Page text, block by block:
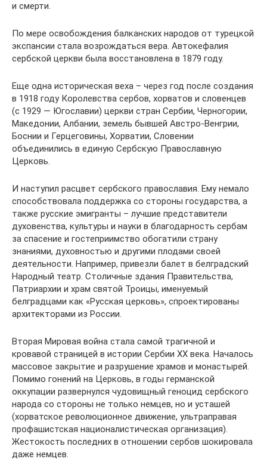
и смерти.
По мере освобождения балканских народов от турецкой
экспансии стала возрождаться вера. Автокефалия
сербской церкви была восстановлена в 1879 году.
Еще одна историческая веха – через год после создания
в 1918 году Королевства сербов, хорватов и словенцев
(с 1929 — Югославии) церкви стран Сербии, Черногории,
Македонии, Албании, земель бывшей Австро-Венгрии,
Боснии и Герцеговины, Хорватии, Словении
объединились в единую Сербскую Православную
Церковь.
И наступил расцвет сербского православия. Ему немало
способствовала поддержка со стороны государства, а
также русские эмигранты – лучшие представители
духовенства, культуры и науки в благодарность сербам
за спасение и гостеприимство обогатили страну
знаниями, духовностью и другими плодами своей
деятельности. Например, привезли балет в белградский
Народный театр. Столичные здания Правительства,
Патриархии и храм святой Троицы, именуемый
белградцами как «Русская церковь», спроектированы
архитекторами из России.
Вторая Мировая война стала самой трагичной и
кровавой страницей в истории Сербии ХХ века. Началось
массовое закрытие и разрушение храмов и монастырей.
Помимо гонений на Церковь, в годы германской
оккупации развернулся чудовищный геноцид сербского
народа со стороны не только немцев, но и усташей
(хорватское революционное движение, ультраправая
профашистская националистическая организация).
Жестокость последних в отношении сербов шокировала
даже немцев.